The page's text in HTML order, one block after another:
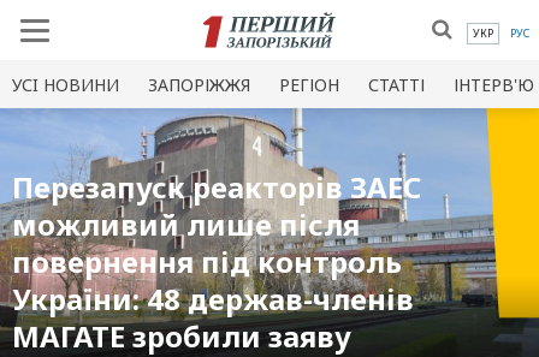
УКР РУС
УСI НОВИНИ ЗАПОРІЖЖЯ РЕГІОН СТАТТІ ІНТЕРВ'Ю
Перезапуск реакторів ЗАЕС
можливий лише після
повернення під контроль
України: 48 держав-членів
МАГАТЕ зробили заяву